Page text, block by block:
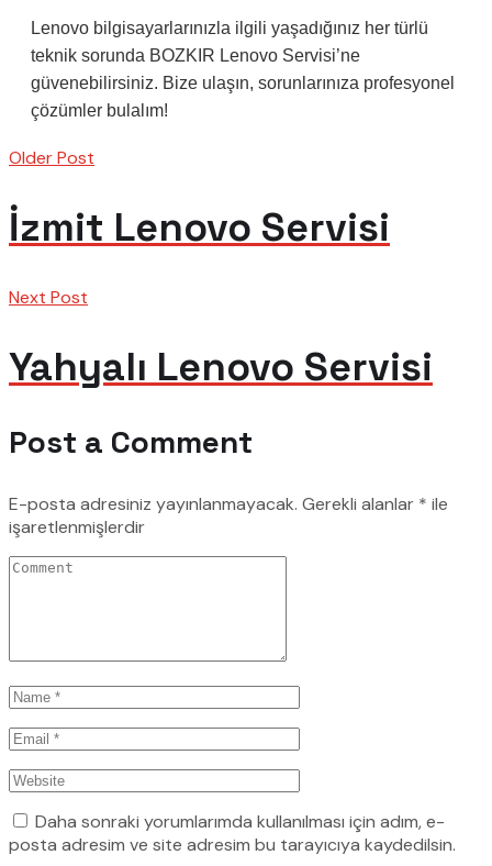
Lenovo bilgisayarlarınızla ilgili yaşadığınız her türlü
teknik sorunda BOZKIR Lenovo Servisi’ne
güvenebilirsiniz. Bize ulaşın, sorunlarınıza profesyonel
çözümler bulalım!
Older Post
İzmit Lenovo Servisi
Next Post
Yahyalı Lenovo Servisi
Post a Comment
E-posta adresiniz yayınlanmayacak. Gerekli alanlar * ile
işaretlenmişlerdir
Daha sonraki yorumlarımda kullanılması için adım, e-
posta adresim ve site adresim bu tarayıcıya kaydedilsin.